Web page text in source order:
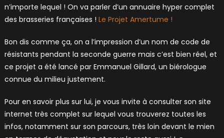
n’importe lequel ! On va parler d’un annuaire hyper complet
des brasseries françaises ! Le Projet Amertume !
Bon dis comme ça, on a l’impression d’un nom de code de
résistants pendant la seconde guerre mais c’est bien réel, et
ce projet a été lancé par Emmanuel Gillard, un biérologue
connue du milieu justement.
Pour en savoir plus sur lui, je vous invite à consulter son site
internet très complet sur lequel vous trouverez toutes les
infos, notamment sur son parcours, très loin devant le mien